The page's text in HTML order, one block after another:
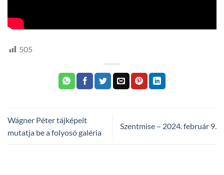
505
Wágner Péter tájképeit
mutatja be a folyosó galéria
Szentmise – 2024. február 9.